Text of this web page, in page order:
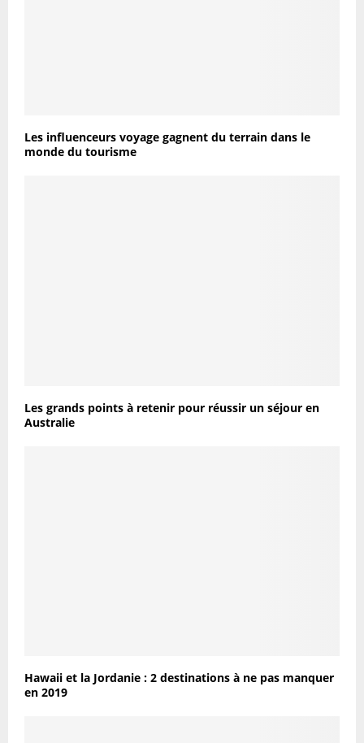
Les influenceurs voyage gagnent du terrain dans le
monde du tourisme
Les grands points à retenir pour réussir un séjour en
Australie
Hawaii et la Jordanie : 2 destinations à ne pas manquer
en 2019